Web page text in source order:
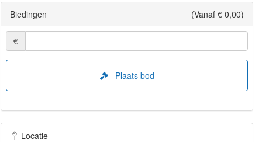
Biedingen (Vanaf € 0,00)
€
Plaats bod
Locatie